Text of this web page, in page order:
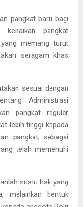
pangkat baru bagi
kenaikan pangkat
memang turut
seragam khas
sesuai dengan
Administrasi
pangkat reguler
lebih tinggi kepada
pangkat, sebagai
telah memenuhi
suatu hak yang
melainkan bentuk